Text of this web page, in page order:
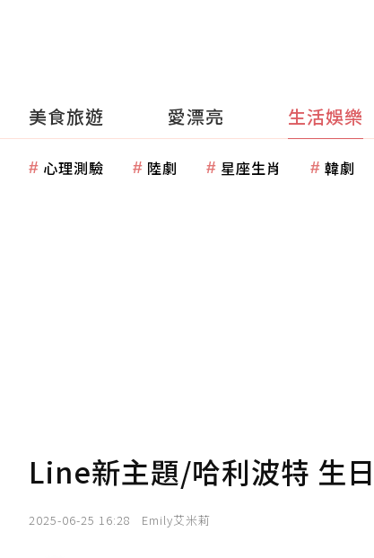
美食旅遊 愛漂亮 生活娛樂
心理測驗 陸劇 星座生肖 韓劇
Line新主題/哈利波特 生
2025-06-25 16:28 Emily艾米莉